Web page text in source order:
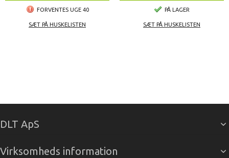
FORVENTES UGE 40
SÆT PÅ HUSKELISTEN
PÅ LAGER
SÆT PÅ HUSKELISTEN
DLT ApS
Virksomheds information